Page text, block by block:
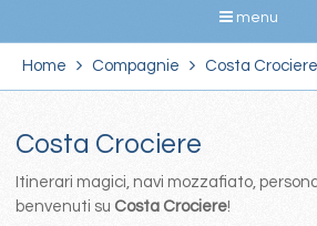
menu
Home Compagnie Costa Crociere
Costa Crociere
Itinerari magici, navi mozzafiato,
benvenuti su Costa Crociere!